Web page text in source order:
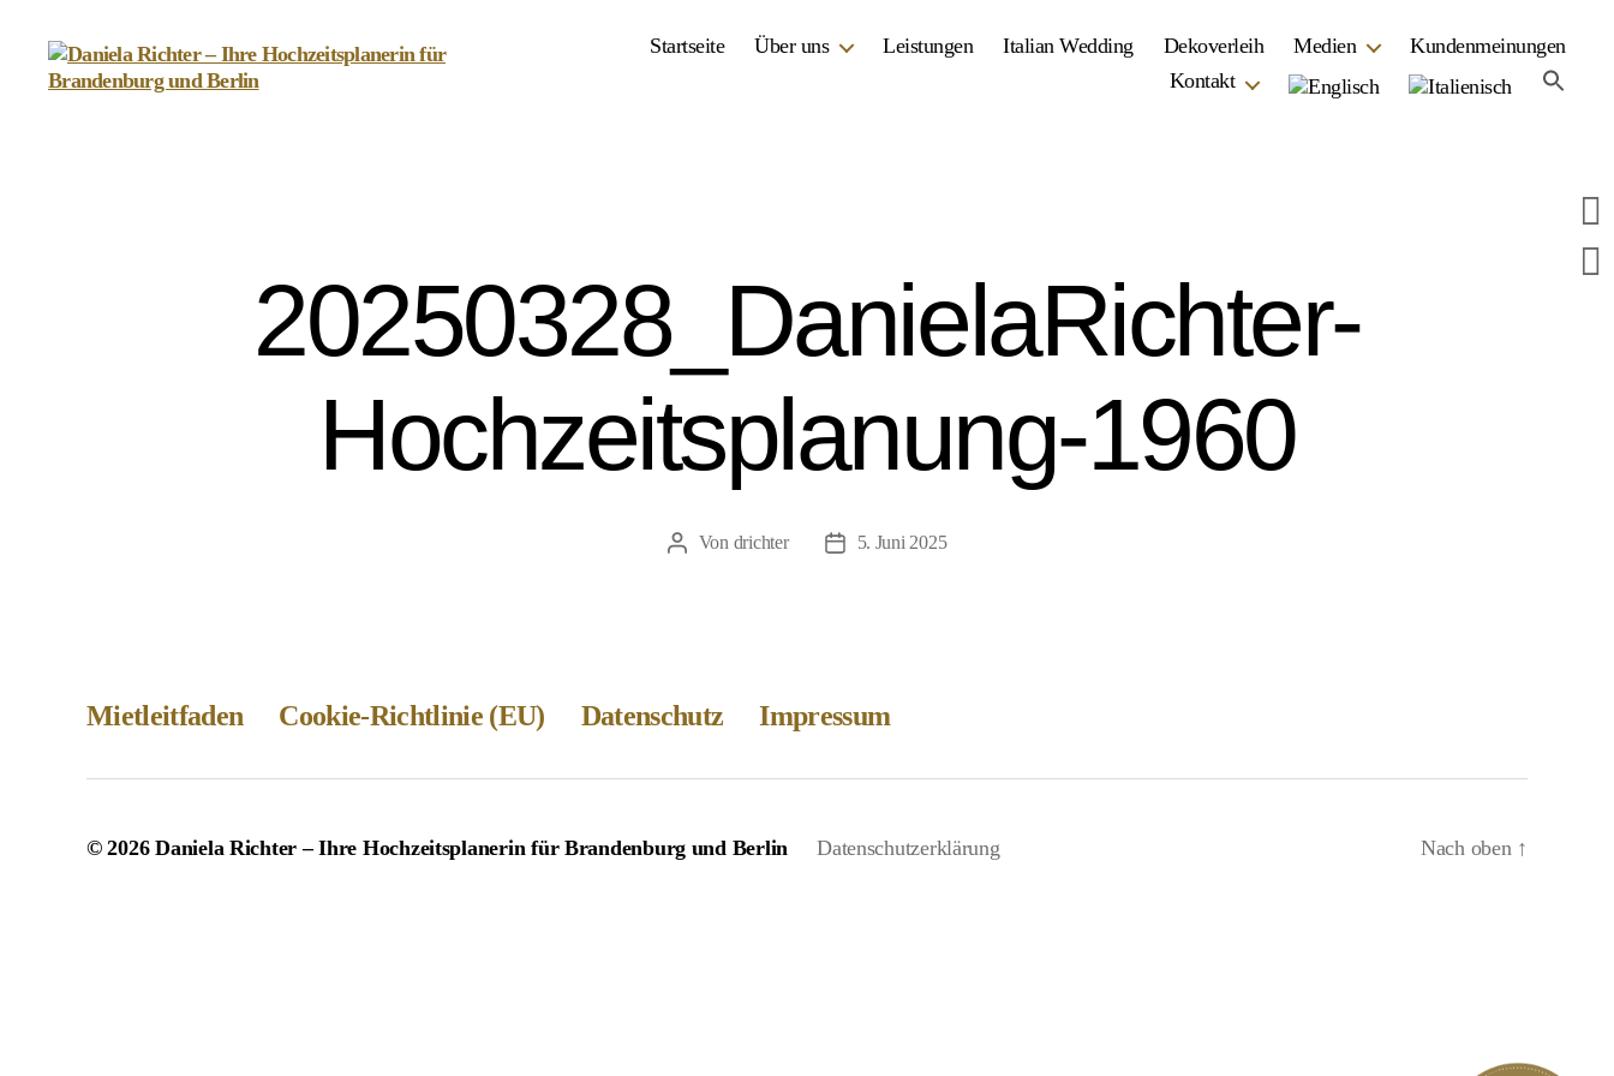
Startseite Über uns Leistungen Italian Wedding Dekoverleih Medien
Kundenmeinungen
Kontakt
20250328_DanielaRichter-
Hochzeitsplanung-1960
Beitragsautor
Von drichter Veröffentlichungsdatum
5. Juni 2025
Mietleitfaden Cookie-Richtlinie (EU) Datenschutz Impressum
© 2026Daniela Richter – Ihre Hochzeitsplanerin für Brandenburg und Berlin Datenschutzerklärung Nach oben ↑